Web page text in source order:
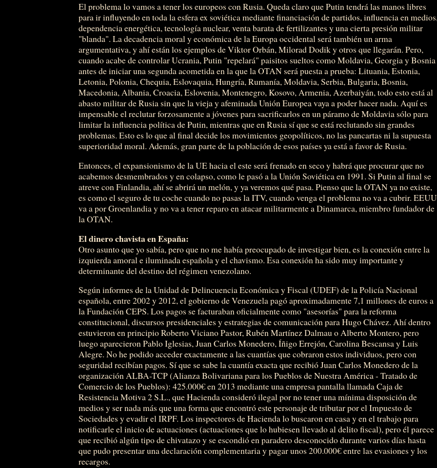
El problema lo vamos a tener los europeos con Rusia. Queda claro que Putin tendrá las manos libres
para ir influyendo en toda la esfera ex soviética mediante financiación de partidos, influencia en
dependencia energética, tecnología nuclear, venta barata de fertilizantes y una cierta presión militar
"blanda". La decadencia moral y económica de la Europa occidental será también un arma
argumentativa, y ahí están los ejemplos de Viktor Orbán, Milorad Dodik y otros que llegarán. Pero,
cuando acabe de controlar Ucrania, Putin "repelará" paisitos sueltos como Moldavia, Georgia y Bosnia
antes de iniciar una segunda acometida en la que la OTAN será puesta a prueba: Lituania, Estonia,
Letonia, Polonia, Chequia, Eslovaquia, Hungría, Rumanía, Moldavia, Serbia, Bulgaria, Bosnia,
Macedonia, Albania, Croacia, Eslovenia, Montenegro, Kosovo, Armenia, Azerbaiyán, todo esto está al
abasto militar de Rusia sin que la vieja y afeminada Unión Europea vaya a poder hacer nada. Aquí es
impensable el reclutar forzosamente a jóvenes para sacrificarlos en un páramo de Moldavia sólo para
limitar la influencia política de Putin, mientras que en Rusia sí que se está reclutando sin grandes
problemas. Esto es lo que al final decide los movimientos geopolíticos, no las pancartas ni la supuesta
superioridad moral. Además, gran parte de la población de esos países ya está a favor de Rusia.
Entonces, el expansionismo de la UE hacia el este será frenado en seco y habrá que procurar que no
acabemos desmembrados y en colapso, como le pasó a la Unión Soviética en 1991. Si Putin al final se
atreve con Finlandia, ahí se abrirá un melón, y ya veremos qué pasa. Pienso que la OTAN ya no existe,
es como el seguro de tu coche cuando no pasas la ITV, cuando venga el problema no va a cubrir. EEUU
va a por Groenlandia y no va a tener reparo en atacar militarmente a Dinamarca, miembro fundador de
la OTAN.
El dinero chavista en España:
Otro asunto que yo sabía, pero que no me había preocupado de investigar bien, es la conexión entre la
izquierda amoral e iluminada española y el chavismo. Esa conexión ha sido muy importante y
determinante del destino del régimen venezolano.
Según informes de la Unidad de Delincuencia Económica y Fiscal (UDEF) de la Policía Nacional
española, entre 2002 y 2012, el gobierno de Venezuela pagó aproximadamente 7,1 millones de euros a
la Fundación CEPS. Los pagos se facturaban oficialmente como "asesorías" para la reforma
constitucional, discursos presidenciales y estrategias de comunicación para Hugo Chávez. Ahí dentro
estuvieron en principio Roberto Viciano Pastor, Rubén Martínez Dalmau o Alberto Montero, pero
luego aparecieron Pablo Iglesias, Juan Carlos Monedero, Íñigo Errejón, Carolina Bescansa y Luis
Alegre. No he podido acceder exactamente a las cuantías que cobraron estos individuos, pero con
seguridad recibían pagos. Sí que se sabe la cuantía exacta que recibió Juan Carlos Monedero de la
organización ALBA-TCP (Alianza Bolivariana para los Pueblos de Nuestra América - Tratado de
Comercio de los Pueblos): 425.000€ en 2013 mediante una empresa pantalla llamada Caja de
Resistencia Motiva 2 S.L., que Hacienda consideró ilegal por no tener una mínima disposición de
medios y ser nada más que una forma que encontró este personaje de tributar por el Impuesto de
Sociedades y evadir el IRPF. Los inspectores de Hacienda lo buscaron en casa y en el trabajo para
notificarle el inicio de actuaciones (actuaciones que lo hubiesen llevado al delito fiscal), pero él parece
que recibió algún tipo de chivatazo y se escondió en paradero desconocido durante varios días hasta
que pudo presentar una declaración complementaria y pagar unos 200.000€ entre las evasiones y los
recargos.